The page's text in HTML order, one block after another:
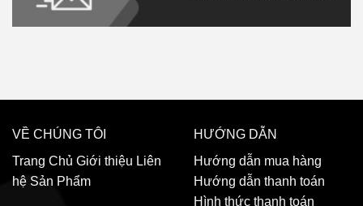
VỀ CHÚNG TÔI
Trang Chủ Giới thiệu Liên
hệ Sản Phẩm
HƯỚNG DẪN
Hướng dẫn mua hàng
Hướng dẫn thanh toán
Hình thức thanh toán